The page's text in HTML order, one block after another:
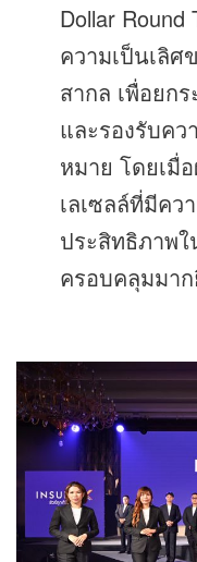
Dollar
ความเป็นเลิ
สากล เพื่อยก
และรองรับคว
หมาย โดยเมื่
เลเซลล์ที่มีคว
ประสิทธิภาพใ
ครอบคลุมมา